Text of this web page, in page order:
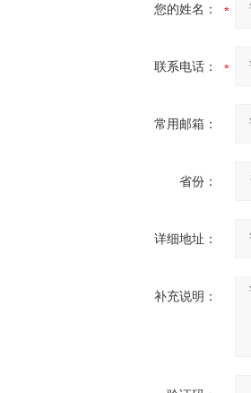
您的姓名：
联系电话：
常用邮箱：
省份：
详细地址：
补充说明：